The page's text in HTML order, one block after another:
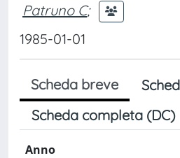
Patruno C;
1985-01-01
Scheda breve
Scheda completa (DC)
Anno